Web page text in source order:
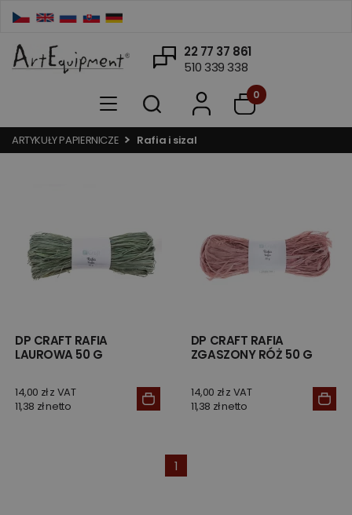
22 77 37 861
510 339 338
0
ARTYKUŁY PAPIERNICZE Rafia i sizal
DP CRAFT RAFIA
LAUROWA 50 G
14,00 zł z VAT
11,38 zł netto
DP CRAFT RAFIA
ZGASZONY RÓŻ 50 G
14,00 zł z VAT
11,38 zł netto
1